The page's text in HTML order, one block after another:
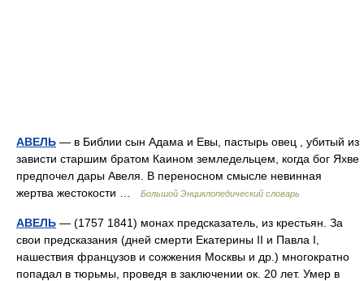
АВЕЛЬ — в Библии сын Адама и Евы, пастырь овец , убитый из
зависти старшим братом Каином земледельцем, когда бог Яхве
предпочел дары Авеля. В переносном смысле невинная
жертва жестокости …
Большой Энциклопедический словарь
АВЕЛЬ — (1757 1841) монах предсказатель, из крестьян. За
свои предсказания (дней смерти Екатерины II и Павла I,
нашествия французов и сожжения Москвы и др.) многократно
попадал в тюрьмы, проведя в заключении ок. 20 лет. Умер в